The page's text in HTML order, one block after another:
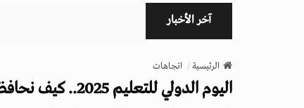
آخر الأخبار
الرئيسية اتجاهات
اليوم الدولي للتعليم 2025.. كيف نحافظ على إنسانية التعليم في عصر التكنولوجيا؟